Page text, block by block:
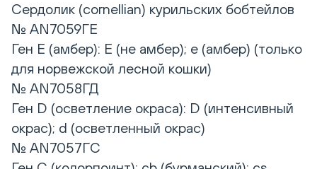
Сердолик (cornellian) курильских бобтейлов
№ AN7059ГЕ
Ген E (амбер): E (не амбер); е (амбер) (только
для норвежской лесной кошки)
№ AN7058ГД
Ген D (осветление окраса): D (интенсивный
окрас); d (осветленный окрас)
№ AN7057ГC